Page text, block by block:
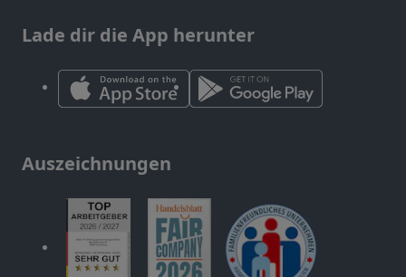
Lade dir die App herunter
Auszeichnungen